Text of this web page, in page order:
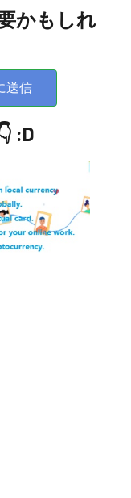
かもしれ
送信
:D